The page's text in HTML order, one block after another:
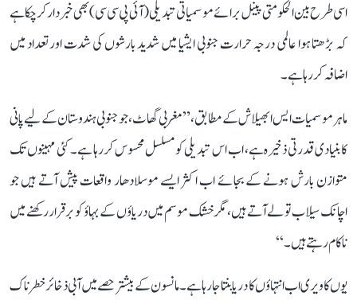
اسی طرح بین الحکومتی پینل برائے موسمیاتی تبدیلی (آئی پی سی سی) بھی خبردار کر چکا ہے
کہ بڑھتا ہوا عالمی درجہ حرارت جنوبی ایشیا میں شدید بارشوں کی شدت اور تعداد میں
اضافہ کر رہا ہے۔
ماہر موسمیات ایس ابھیلاش کے مطابق، ’’مغربی گھاٹ، جو جنوبی ہندوستان کے لیے پانی
کا بنیادی قدرتی ذخیرہ ہے، اب اس تبدیلی کو مسلسل محسوس کر رہا ہے۔ کئی مہینوں تک
متوازن بارش ہونے کے بجائے اب اکثر ایسے موسلادھار واقعات پیش آتے ہیں جو
اچانک سیلاب تو لے آتے ہیں، مگر خشک موسم میں دریاؤں کے بہاؤ کو برقرار رکھنے میں
ناکام رہتے ہیں۔‘‘
یوں کاویری اب انتہاؤں کا دریا بنتا جا رہا ہے۔ مانسون کے بیشتر حصے میں آبی ذخائر خطرناک